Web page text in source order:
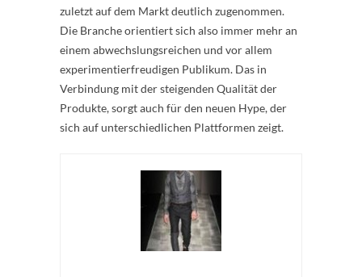
zuletzt auf dem Markt deutlich zugenommen.
Die Branche orientiert sich also immer mehr an
einem abwechslungsreichen und vor allem
experimentierfreudigen Publikum. Das in
Verbindung mit der steigenden Qualität der
Produkte, sorgt auch für den neuen Hype, der
sich auf unterschiedlichen Plattformen zeigt.